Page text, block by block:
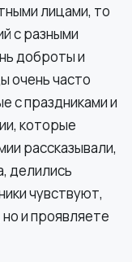
лицами, то
с разными
доброты и
очень часто
с праздниками и
которые
рассказывали,
делились
чувствуют,
и проявляете